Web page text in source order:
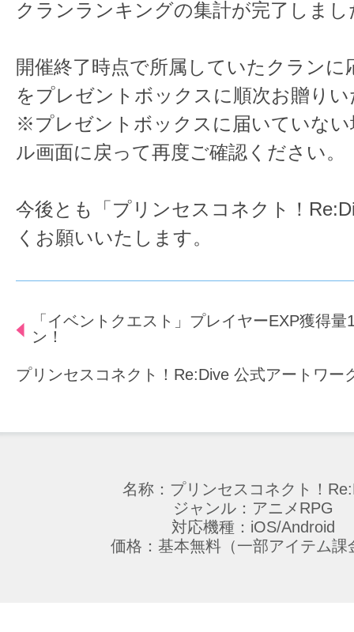
クランランキングの集計が完了しまし
開催終了時点で所属していたクランに
をプレゼントボックスに順次お贈り
※プレゼントボックスに届いていない
ル画面に戻って再度ご確認ください。
今後とも「プリンセスコネクト！
くお願いいたします。
「イベントクエスト」プレイヤーEXP獲得
ン！
プリンセスコネクト！Re:Dive 公式アートワー
名称：プリンセスコネクト！
ジャンル：アニメRPG
対応機種：iOS/Android
価格：基本無料（一部アイテム課